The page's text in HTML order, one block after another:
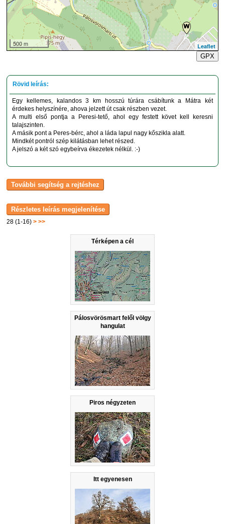
28 (1-16)> >>
Térképen a cél
Pálosvörösmart felől völgy
hangulat
Piros négyzeten
Itt egyenesen
500 m
Leaflet
GPX
Egy kellemes, kalandos 3 km hosszú túrára csábítunk a Mátra két
érdekes helyszínére, ahova jelzett út csak részben vezet.
A multi első pontja a Peresi-tető, ahol egy festett követ kell keresni
talajszinten.
A másik pont a Peres-bérc, ahol a láda lapul nagy kőszikla alatt.
Mindkét pontról szép kilátásban lehet részed.
A jelszó a két szó egybeírva ékezetek nélkül. :-)